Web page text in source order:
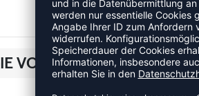
VOLLEYBALLTRIKOTS